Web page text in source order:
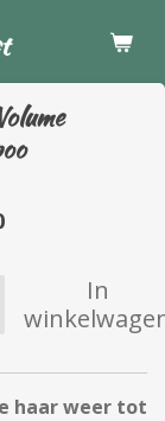
In
haar weer tot